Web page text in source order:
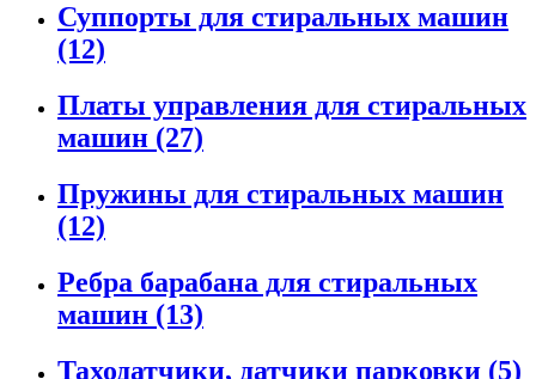
Суппорты для стиральных машин
(12)
Платы управления для стиральных
машин (27)
Пружины для стиральных машин
(12)
Ребра барабана для стиральных
машин (13)
Таходатчики, датчики парковки (5)